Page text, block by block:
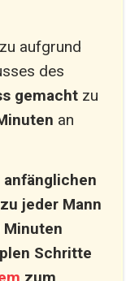
aufgrund
des
gemacht zu
an
anfänglichen
jeder Mann
Minuten
Schritte
zum